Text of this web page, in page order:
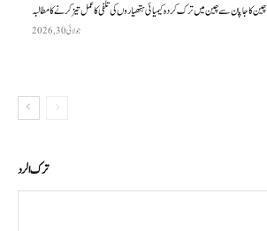
چین کا جاپان سے چین میں ترک کردہ کیمیائی ہتھیاروں کی تلفی کا عمل تیز کرنے کا مطالبہ
جولائی 30, 2026
ترك الرد